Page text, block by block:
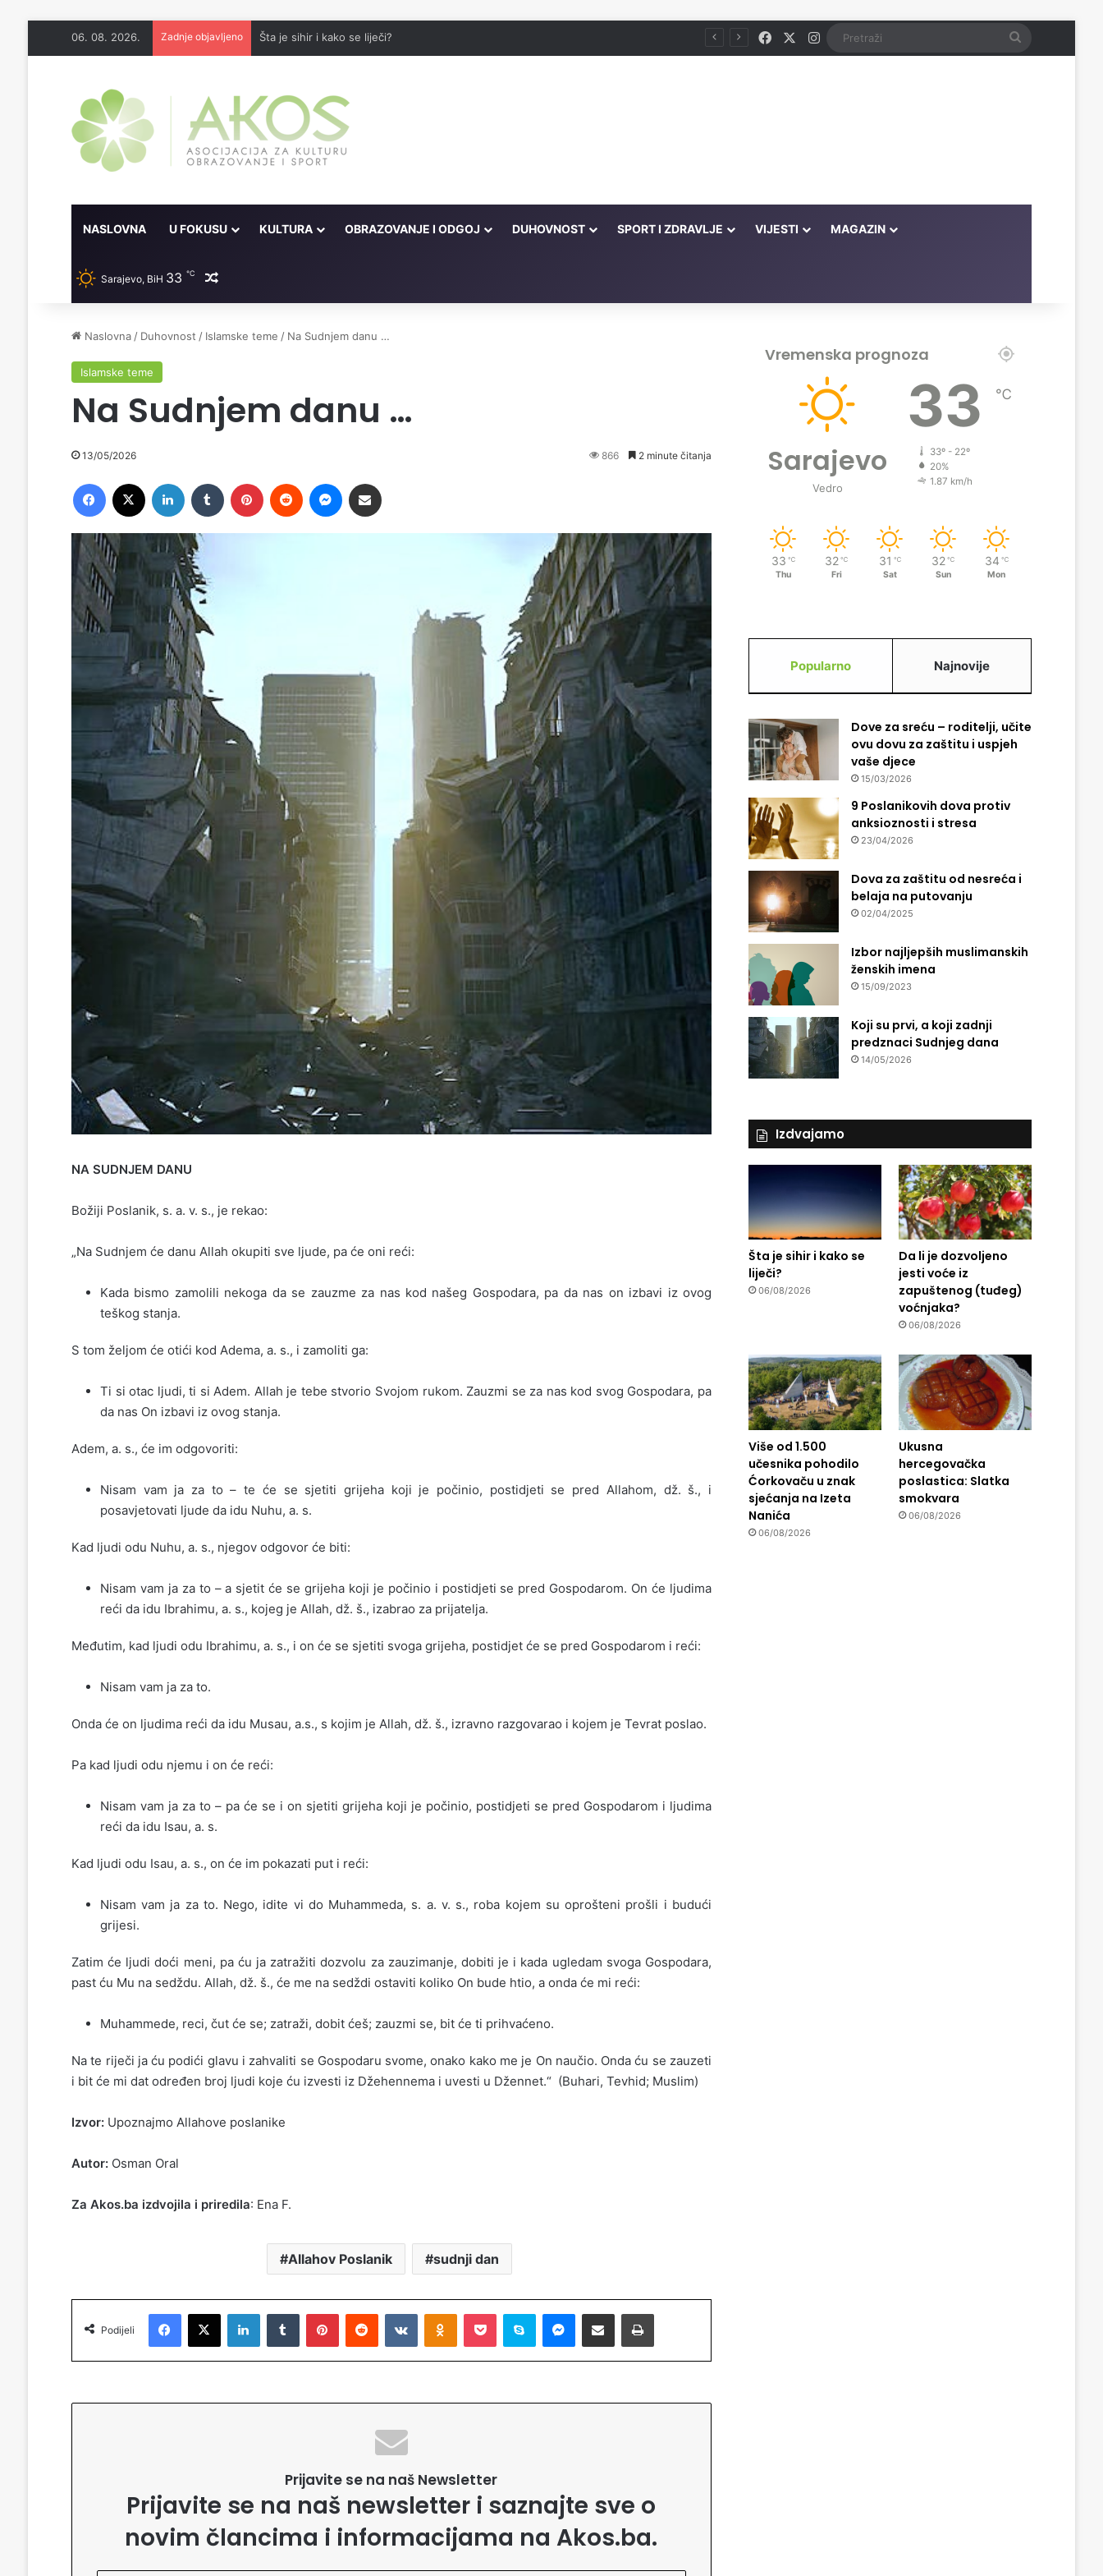
06. 08. 2026. Zadnje objavljeno Šta je sihir i kako se liječi? FacebookInstagram Pretraži
NASLOVNA U FOKUSU KULTURA OBRAZOVANJE I ODGOJ DUHOVNOST SPORT I ZDRAVLJE VIJESTI MAGAZIN
Sarajevo, BiH 33 ℃ Random članak
Naslovna / Duhovnost / Islamske teme / Na Sudnjem danu …
Islamske teme
Na Sudnjem danu …
13/05/2026 866 2 minute čitanja
NA SUDNJEM DANU
Božiji Poslanik, s. a. v. s., je rekao:
„Na Sudnjem će danu Allah okupiti sve ljude, pa će oni reći:
Kada bismo zamolili nekoga da se zauzme za nas kod našeg Gospodara, pa da nas on izbavi iz ovog
teškog stanja.
S tom željom će otići kod Adema, a. s., i zamoliti ga:
Ti si otac ljudi, ti si Adem. Allah je tebe stvorio Svojom rukom. Zauzmi se za nas kod svog Gospodara, pa
da nas On izbavi iz ovog stanja.
Adem, a. s., će im odgovoriti:
Nisam vam ja za to – te će se sjetiti grijeha koji je počinio, postidjeti se pred Allahom, dž. š., i
posavjetovati ljude da idu Nuhu, a. s.
Kad ljudi odu Nuhu, a. s., njegov odgovor će biti:
Nisam vam ja za to – a sjetit će se grijeha koji je počinio i postidjeti se pred Gospodarom. On će ljudima
reći da idu Ibrahimu, a. s., kojeg je Allah, dž. š., izabrao za prijatelja.
Međutim, kad ljudi odu Ibrahimu, a. s., i on će se sjetiti svoga grijeha, postidjet će se pred Gospodarom i reći:
Nisam vam ja za to.
Onda će on ljudima reći da idu Musau, a.s., s kojim je Allah, dž. š., izravno razgovarao i kojem je Tevrat poslao.
Pa kad ljudi odu njemu i on će reći:
Nisam vam ja za to – pa će se i on sjetiti grijeha koji je počinio, postidjeti se pred Gospodarom i ljudima
reći da idu Isau, a. s.
Kad ljudi odu Isau, a. s., on će im pokazati put i reći:
Nisam vam ja za to. Nego, idite vi do Muhammeda, s. a. v. s., roba kojem su oprošteni prošli i budući
grijesi.
Zatim će ljudi doći meni, pa ću ja zatražiti dozvolu za zauzimanje, dobiti je i kada ugledam svoga Gospodara,
past ću Mu na sedždu. Allah, dž. š., će me na sedždi ostaviti koliko On bude htio, a onda će mi reći:
Muhammede, reci, čut će se; zatraži, dobit ćeš; zauzmi se, bit će ti prihvaćeno.
Na te riječi ja ću podići glavu i zahvaliti se Gospodaru svome, onako kako me je On naučio. Onda ću se zauzeti
i bit će mi dat određen broj ljudi koje ću izvesti iz Džehennema i uvesti u Džennet.“ (Buhari, Tevhid; Muslim)
Izvor: Upoznajmo Allahove poslanike
Autor: Osman Oral
Za Akos.ba izdvojila i priredila: Ena F.
Allahov Poslanik sudnji dan
Podijeli
Facebook X LinkedIn Tumblr Pinterest Reddit VKontakte Odnoklassniki Pocket Skype Messenger Podijeli putem Emaila Printaj
Prijavite se na naš Newsletter
Prijavite se na naš newsletter i saznajte sve o
novim člancima i informacijama na Akos.ba.
Vremenska prognoza
Sarajevo
Vedro
33 ℃
33º - 22º
20%
1.87 km/h
33 ℃
Thu
32 ℃
Fri
31 ℃
Sat
32 ℃
Sun
34 ℃
Mon
Popularno Najnovije
Dove za sreću – roditelji, učite
ovu dovu za zaštitu i uspjeh
vaše djece
15/03/2026
9 Poslanikovih dova protiv
anksioznosti i stresa
23/04/2026
Dova za zaštitu od nesreća i
belaja na putovanju
02/04/2025
Izbor najljepših muslimanskih
ženskih imena
15/09/2023
Koji su prvi, a koji zadnji
predznaci Sudnjeg dana
14/05/2026
Izdvajamo
Šta je sihir i kako se
liječi?
06/08/2026
Da li je dozvoljeno
jesti voće iz
zapuštenog (tuđeg)
voćnjaka?
06/08/2026
Više od 1.500
učesnika pohodilo
Ćorkovaču u znak
sjećanja na Izeta
Nanića
06/08/2026
Ukusna
hercegovačka
poslastica: Slatka
smokvara
06/08/2026